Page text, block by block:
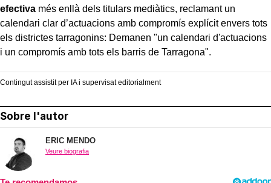
efectiva més enllà dels titulars mediàtics, reclamant un
calendari clar d’actuacions amb compromís explícit envers tots
els districtes tarragonins: Demanen "un calendari d'actuacions
i un compromís amb tots els barris de Tarragona".
Contingut assistit per IA i supervisat editorialment
Sobre l'autor
ERIC MENDO
Veure biografia